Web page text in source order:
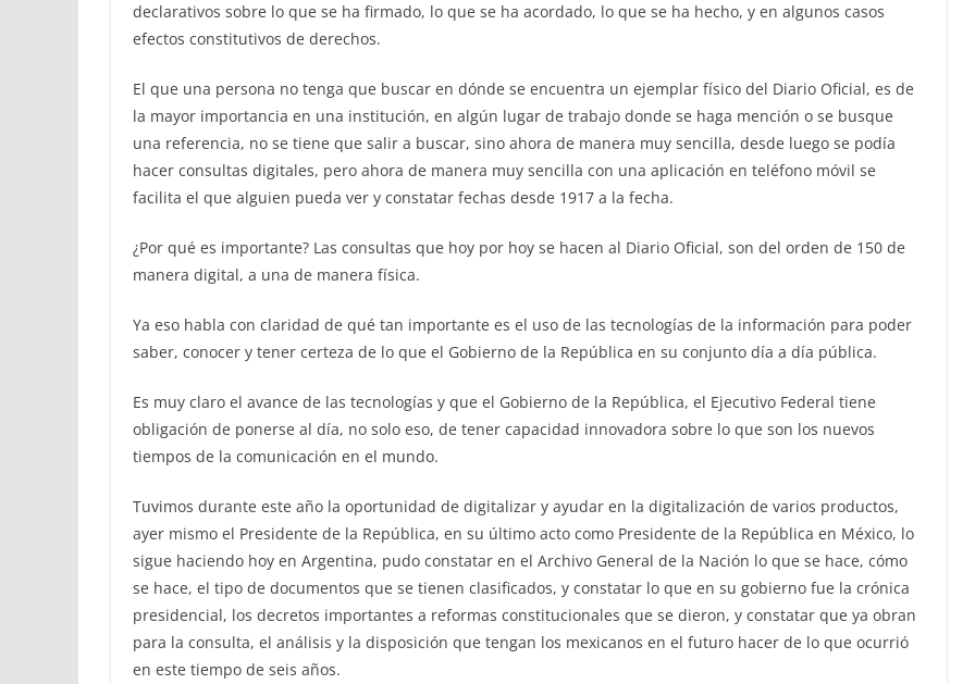
declarativos sobre lo que se ha firmado, lo que se ha acordado, lo que se ha hecho, y en algunos casos
efectos constitutivos de derechos.
El que una persona no tenga que buscar en dónde se encuentra un ejemplar físico del Diario Oficial, es de
la mayor importancia en una institución, en algún lugar de trabajo donde se haga mención o se busque
una referencia, no se tiene que salir a buscar, sino ahora de manera muy sencilla, desde luego se podía
hacer consultas digitales, pero ahora de manera muy sencilla con una aplicación en teléfono móvil se
facilita el que alguien pueda ver y constatar fechas desde 1917 a la fecha.
¿Por qué es importante? Las consultas que hoy por hoy se hacen al Diario Oficial, son del orden de 150 de
manera digital, a una de manera física.
Ya eso habla con claridad de qué tan importante es el uso de las tecnologías de la información para poder
saber, conocer y tener certeza de lo que el Gobierno de la República en su conjunto día a día pública.
Es muy claro el avance de las tecnologías y que el Gobierno de la República, el Ejecutivo Federal tiene
obligación de ponerse al día, no solo eso, de tener capacidad innovadora sobre lo que son los nuevos
tiempos de la comunicación en el mundo.
Tuvimos durante este año la oportunidad de digitalizar y ayudar en la digitalización de varios productos,
ayer mismo el Presidente de la República, en su último acto como Presidente de la República en México, lo
sigue haciendo hoy en Argentina, pudo constatar en el Archivo General de la Nación lo que se hace, cómo
se hace, el tipo de documentos que se tienen clasificados, y constatar lo que en su gobierno fue la crónica
presidencial, los decretos importantes a reformas constitucionales que se dieron, y constatar que ya obran
para la consulta, el análisis y la disposición que tengan los mexicanos en el futuro hacer de lo que ocurrió
en este tiempo de seis años.